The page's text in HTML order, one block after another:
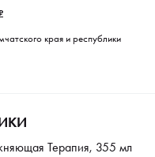
края и республики
Терапия, 355 мл